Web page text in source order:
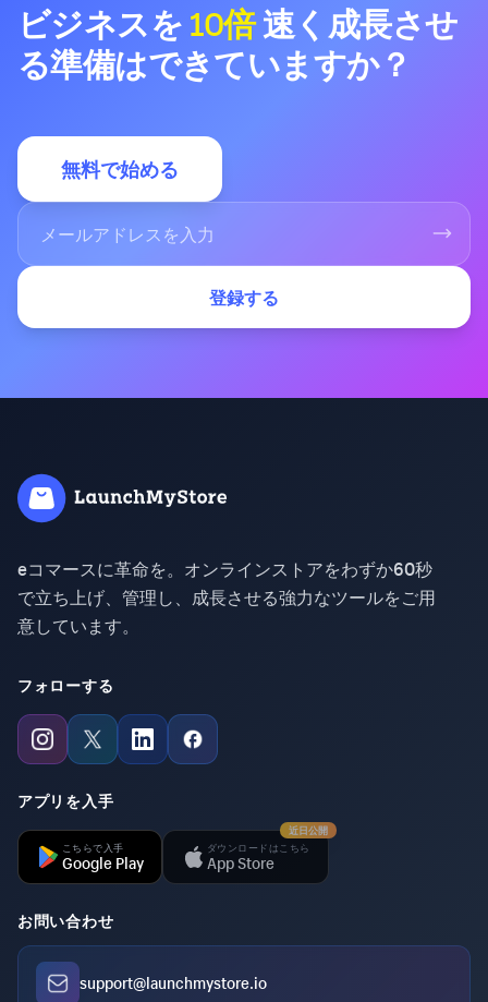
ビジネスを 10倍速く成長させ
る準備はできていますか？
無料で始める
登録する
eコマースに革命を。オンラインストアをわずか60秒
で立ち上げ、管理し、成長させる強力なツールをご用
意しています。
フォローする
アプリを入手
こちらで入手
Google Play
ダウンロードはこちら
App Store
近日公開
お問い合わせ
support@launchmystore.io